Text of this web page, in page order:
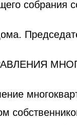
собрания